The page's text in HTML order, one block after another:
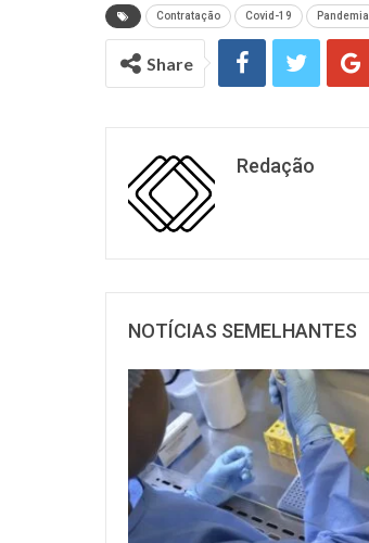
Contratação Covid-19 Pandemia
Share
Redação
NOTÍCIAS SEMELHANTES